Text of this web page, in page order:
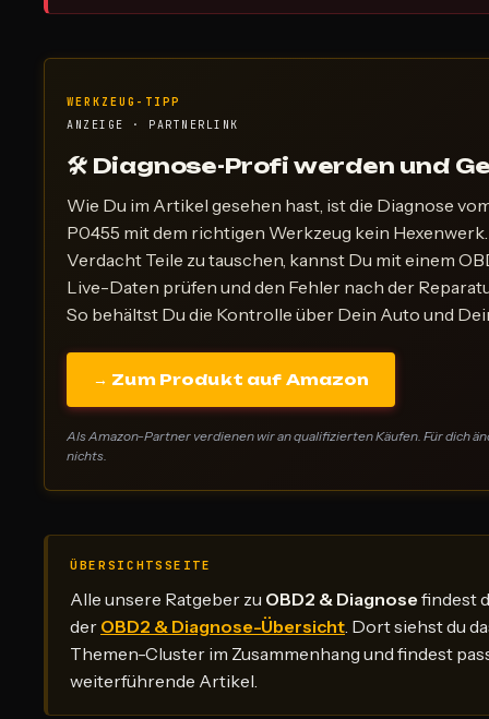
WERKZEUG-TIPP
ANZEIGE · PARTNERLINK
🛠 Diagnose-Profi werden und
Wie Du im Artikel gesehen hast, ist die Diagnose
P0455 mit dem richtigen Werkzeug kein
Verdacht Teile zu tauschen, kannst Du mit einem
Live-Daten prüfen und den Fehler nach der
So behältst Du die Kontrolle über Dein Auto und
→ Zum Produkt auf Amazon
Als Amazon-Partner verdienen wir an qualifizierten Käufen. Für dich
nichts.
ÜBERSICHTSSEITE
Alle unsere Ratgeber zu OBD2 & Diagnose findest
der OBD2 & Diagnose-Übersicht. Dort siehst du
Themen-Cluster im Zusammenhang und findest
weiterführende Artikel.